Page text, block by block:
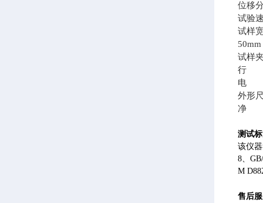
位移
试验
试样
试样
行
电
外形
净
测试
该仪
8、
M
售后